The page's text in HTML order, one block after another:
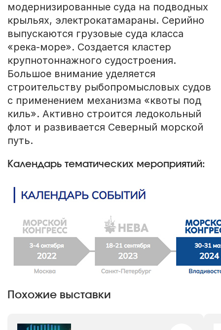
модернизированные суда на подводных
крыльях, электрокатамараны. Серийно
выпускаются грузовые суда класса
«река-море». Создается кластер
крупнотоннажного судостроения.
Большое внимание уделяется
строительству рыбопромысловых судов
с применением механизма «квоты под
киль». Активно строится ледокольный
флот и развивается Северный морской
путь.
Календарь тематических мероприятий:
Похожие выставки